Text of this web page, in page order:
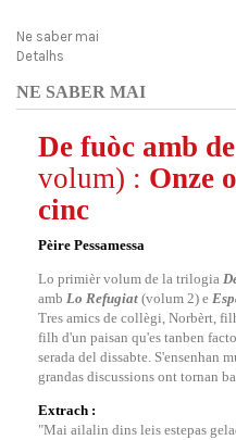
Ne saber mai
Detalhs
NE SABER MAI
De fuòc amb
volum) : Onze
cinc
Pèire Pessamessa
Lo primièr volum de la trilogia
amb Lo Refugiat (volum 2) e
Tres amics de collègi, Norbèrt,
filh d'un paisan qu'es tanben
serada del dissabte. S'ensenhan
grandas discussions ont tornan
Extrach :
"Mai ailalin dins leis estepas